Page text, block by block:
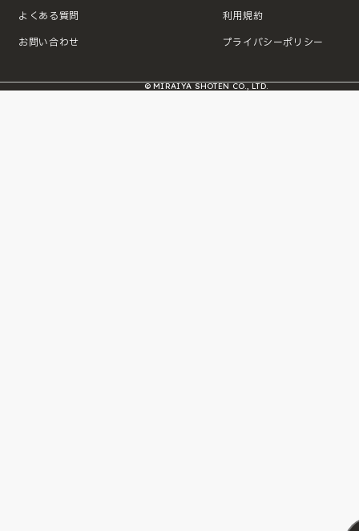
よくある質問
お問い合わせ
利用規約
プライバシーポリシー
© MIRAIYA SHOTEN CO., LTD.